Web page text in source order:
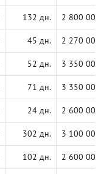
132 дн. 2 800 000
45 дн. 2 270 000
52 дн. 3 350 000
71 дн. 3 350 000
24 дн. 2 600 000
302 дн. 3 100 000
102 дн. 2 600 000